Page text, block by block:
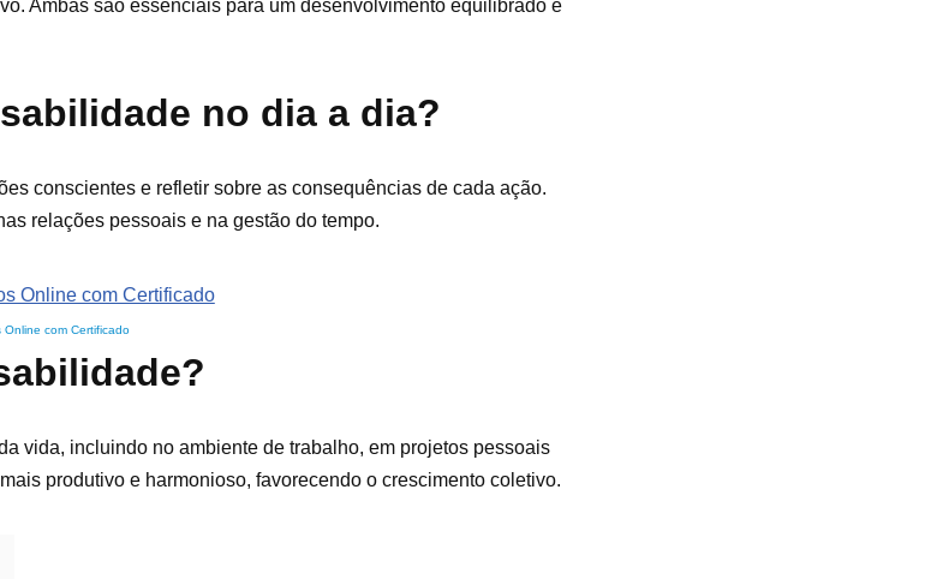
Ambas são essenciais para um desenvolvimento equilibrado e
no dia a dia?
conscientes e refletir sobre as consequências de cada ação.
relações pessoais e na gestão do tempo.
Online com Certificado
vida, incluindo no ambiente de trabalho, em projetos pessoais
produtivo e harmonioso, favorecendo o crescimento coletivo.